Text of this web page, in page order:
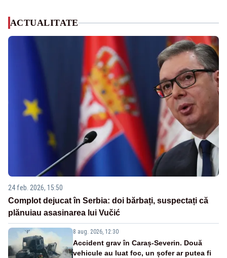
ACTUALITATE
24 feb. 2026, 15:50
Complot dejucat în Serbia: doi bărbați, suspectați că
plănuiau asasinarea lui Vučić
8 aug. 2026, 12:30
Accident grav în Caraș-Severin. Două
vehicule au luat foc, un șofer ar putea fi